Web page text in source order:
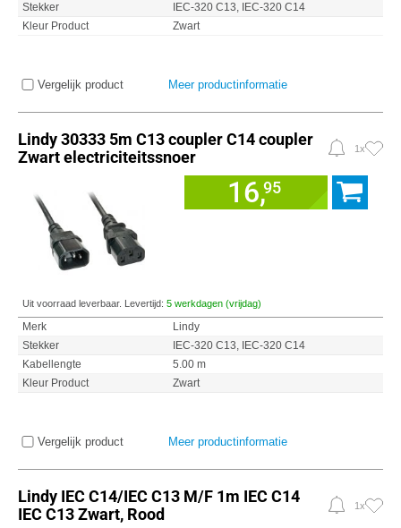
Stekker
IEC-320 C13, IEC-320 C14
Kleur Product
Zwart
Vergelijk product Meer productinformatie
Lindy 30333 5m C13 coupler C14 coupler
Zwart electriciteitssnoer
1x
16,95
Uit voorraad leverbaar. Levertijd: 5 werkdagen (vrijdag)
Merk
Lindy
Stekker
IEC-320 C13, IEC-320 C14
Kabellengte
5.00 m
Kleur Product
Zwart
Vergelijk product Meer productinformatie
Lindy IEC C14/IEC C13 M/F 1m IEC C14
IEC C13 Zwart, Rood
1x